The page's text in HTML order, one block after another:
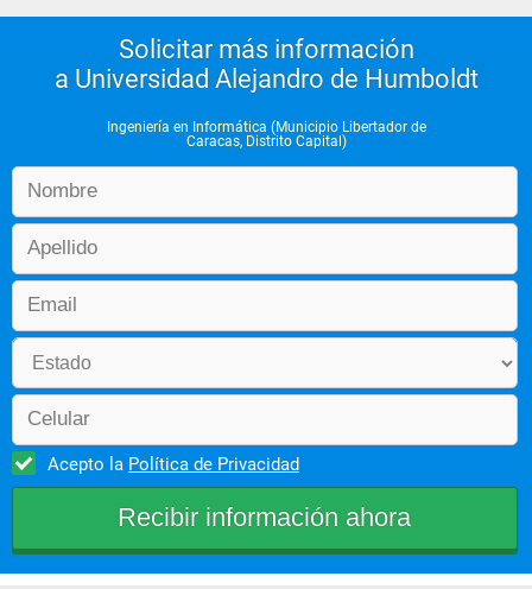
Solicitar más información
a Universidad Alejandro de Humboldt
Ingeniería en Informática (Municipio Libertador de
Caracas, Distrito Capital)
Acepto la Política de Privacidad